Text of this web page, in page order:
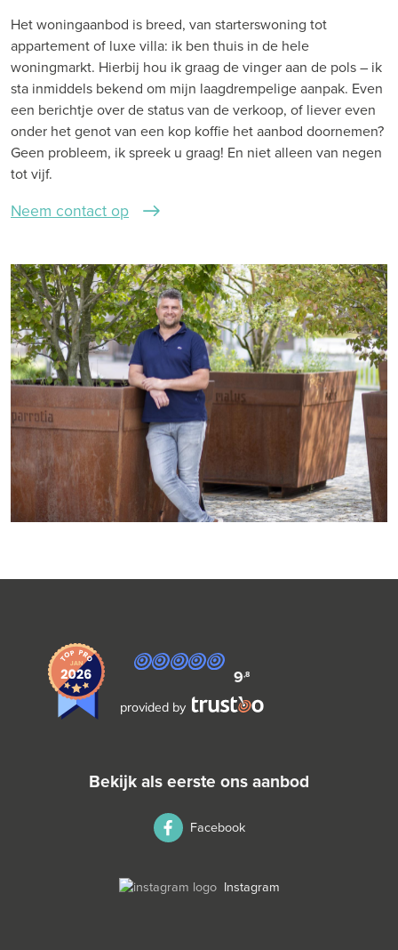
Het woningaanbod is breed, van starterswoning tot
appartement of luxe villa: ik ben thuis in de hele
woningmarkt. Hierbij hou ik graag de vinger aan de pols – ik
sta inmiddels bekend om mijn laagdrempelige aanpak. Even
een berichtje over de status van de verkoop, of liever even
onder het genot van een kop koffie het aanbod doornemen?
Geen probleem, ik spreek u graag! En niet alleen van negen
tot vijf.
Neem contact op
9,8
provided by
bekijk als eerste ons aanbod
Facebook
Instagram